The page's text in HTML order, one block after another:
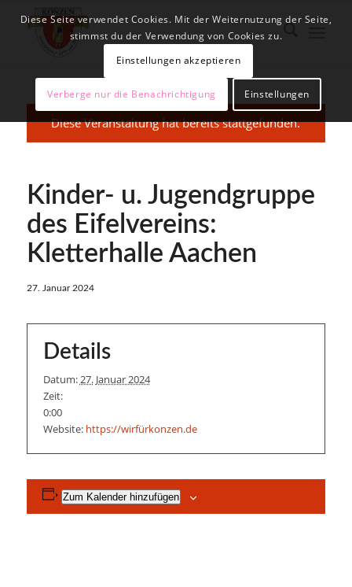
Diese Veranstaltung hat bereits stattgefunden.
Kinder- u. Jugendgruppe
des Eifelvereins:
Kletterhalle Aachen
27. Januar 2024
Details
Datum:27. Januar 2024
Zeit:
0:00
Website: https://wirfürkonzen.de
Zum Kalender hinzufügen
Diese Seite verwendet Cookies. Mit der Weiternutzung der Seite,
stimmst du der Verwendung von Cookies zu.
Einstellungen akzeptieren
Verberge nur die Benachrichtigung Einstellungen